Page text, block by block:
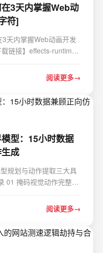
3天内掌握Web动
符]
天内掌握Web动画开发
链接】effects-runtime
runtime 还在为阅读更多
型：15小时数据
成
规划与动作提取三大具
阅读更多